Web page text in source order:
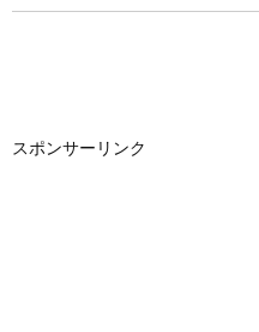
スポンサーリンク